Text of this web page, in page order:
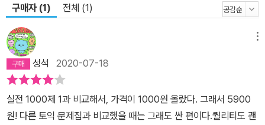
구매자 (1) 전체 (1)
성석 2020-07-18
실전 1000제 1과 비교해서, 가격이 1000원 올랐다. 그래서 5900
원! 다른 토익 문제집과 비교했을 때는 그래도 싼 편이다.퀄리티도 괜